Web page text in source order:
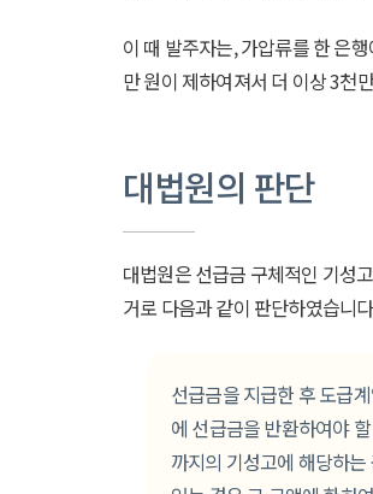
이 때 발주자는, 가압류를 한 은
만 원이 제하여져서 더 이상 3천
대법원의 판단
대법원은 선급금 구체적인 기성
거로 다음과 같이 판단하였습니
선급금을 지급한 후 도급
에 선급금을 반환하여야
까지의 기성고에 해당하